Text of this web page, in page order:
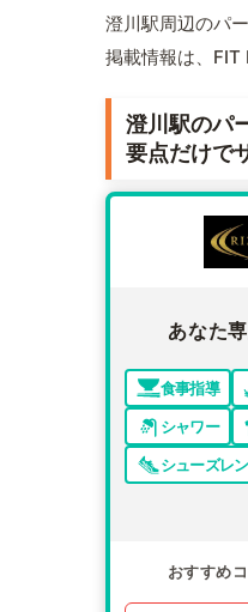
澄川駅周辺のパ
掲載情報は、FIT
澄川駅のパ
要点だけで
あなた
食事指導
シャワー
シューズレ
おすすめ